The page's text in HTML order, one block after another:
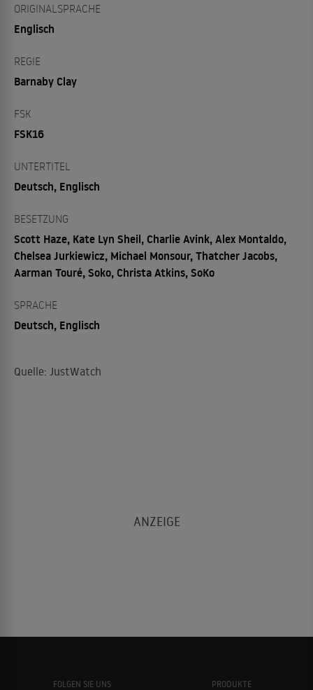
ORIGINALSPRACHE
Englisch
REGIE
Barnaby Clay
FSK
FSK16
UNTERTITEL
Deutsch, Englisch
BESETZUNG
Scott Haze, Kate Lyn Sheil, Charlie Avink, Alex Montaldo,
Chelsea Jurkiewicz, Michael Monsour, Thatcher Jacobs,
Aarman Touré, Soko, Christa Atkins, SoKo
SPRACHE
Deutsch, Englisch
Quelle: JustWatch
FOLGEN SIE UNS
PRODUKTE